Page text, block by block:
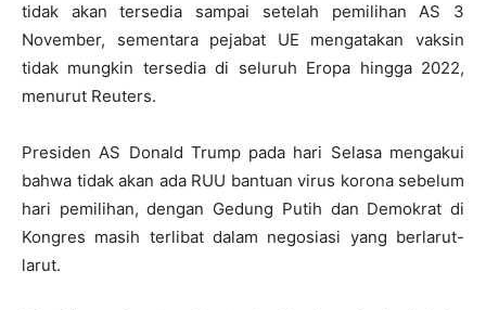
tidak akan tersedia sampai setelah pemilihan AS 3
November, sementara pejabat UE mengatakan vaksin
tidak mungkin tersedia di seluruh Eropa hingga 2022,
menurut Reuters.
Presiden AS Donald Trump pada hari Selasa mengakui
bahwa tidak akan ada RUU bantuan virus korona sebelum
hari pemilihan, dengan Gedung Putih dan Demokrat di
Kongres masih terlibat dalam negosiasi yang berlarut-
larut.